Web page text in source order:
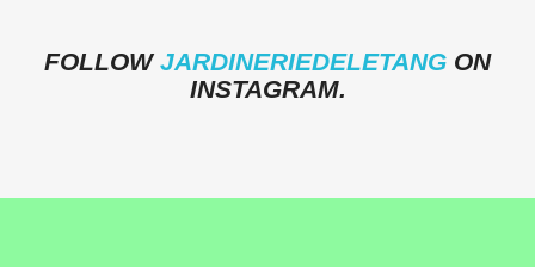
FOLLOW JARDINERIEDELETANG ON
INSTAGRAM.